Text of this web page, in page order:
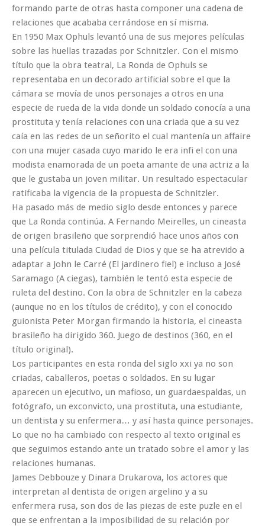
formando parte de otras hasta componer una cadena de
relaciones que acababa cerrándose en sí misma.
En 1950 Max Ophuls levantó una de sus mejores películas
sobre las huellas trazadas por Schnitzler. Con el mismo
título que la obra teatral, La Ronda de Ophuls se
representaba en un decorado artificial sobre el que la
cámara se movía de unos personajes a otros en una
especie de rueda de la vida donde un soldado conocía a una
prostituta y tenía relaciones con una criada que a su vez
caía en las redes de un señorito el cual mantenía un affaire
con una mujer casada cuyo marido le era infi el con una
modista enamorada de un poeta amante de una actriz a la
que le gustaba un joven militar. Un resultado espectacular
ratificaba la vigencia de la propuesta de Schnitzler.
Ha pasado más de medio siglo desde entonces y parece
que La Ronda continúa. A Fernando Meirelles, un cineasta
de origen brasileño que sorprendió hace unos años con
una película titulada Ciudad de Dios y que se ha atrevido a
adaptar a John le Carré (El jardinero fiel) e incluso a José
Saramago (A ciegas), también le tentó esta especie de
ruleta del destino. Con la obra de Schnitzler en la cabeza
(aunque no en los títulos de crédito), y con el conocido
guionista Peter Morgan firmando la historia, el cineasta
brasileño ha dirigido 360. Juego de destinos (360, en el
título original).
Los participantes en esta ronda del siglo xxi ya no son
criadas, caballeros, poetas o soldados. En su lugar
aparecen un ejecutivo, un mafioso, un guardaespaldas, un
fotógrafo, un exconvicto, una prostituta, una estudiante,
un dentista y su enfermera… y así hasta quince personajes.
Lo que no ha cambiado con respecto al texto original es
que seguimos estando ante un tratado sobre el amor y las
relaciones humanas.
James Debbouze y Dinara Drukarova, los actores que
interpretan al dentista de origen argelino y a su
enfermera rusa, son dos de las piezas de este puzle en el
que se enfrentan a la imposibilidad de su relación por